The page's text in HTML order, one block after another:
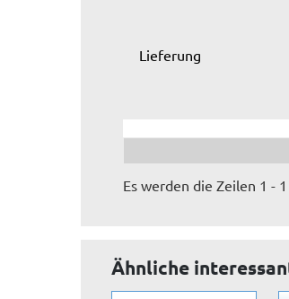
Lieferung
Es werden die Zeilen 1 -
Ähnliche